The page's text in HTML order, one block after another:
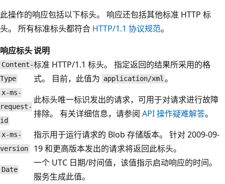
此操作的响应包括以下标头。 响应还包括其他标准 HTTP 标
头。 所有标准标头都符合 HTTP/1.1 协议规范。
响应标头说明
Content-
Type
标准 HTTP/1.1 标头。 指定返回的结果所采用的格
式。 目前，此值为 application/xml 。
x-ms-
request-
id
此标头唯一标识发出的请求，可用于对请求进行故障
排除。 有关详细信息，请参阅 API 操作疑难解答。
x-ms-
version
指示用于运行请求的 Blob 存储版本。 针对 2009-09-
19 和更高版本发出的请求将返回此标头。
Date
一个 UTC 日期/时间值，该值指示启动响应的时间。
服务生成此值。